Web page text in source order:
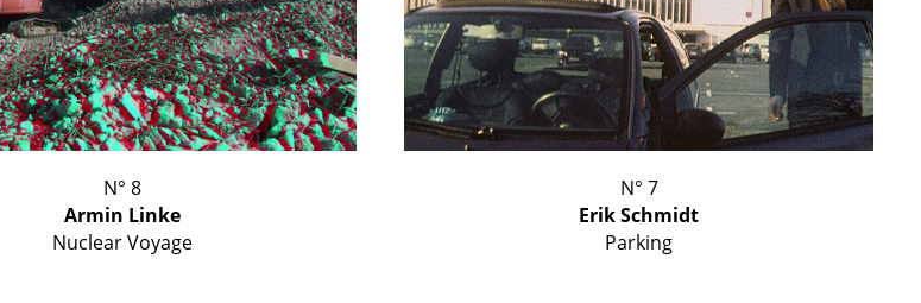
N° 8
Armin Linke
Nuclear Voyage
N° 7
Erik Schmidt
Parking